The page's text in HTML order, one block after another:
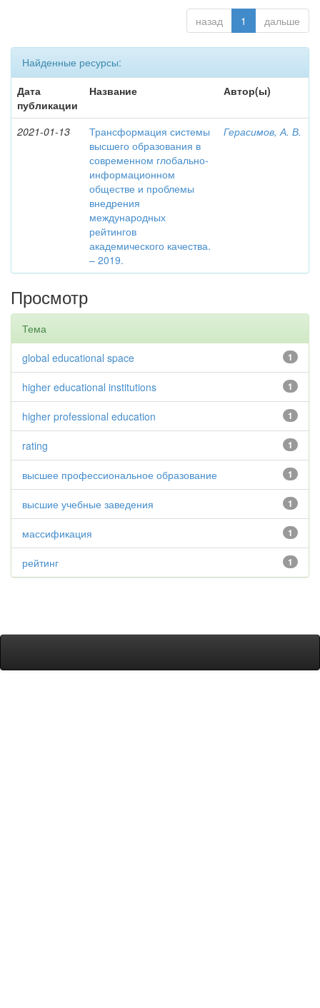
назад 1 дальше
Найденные ресурсы:
Дата
публикации
Название Автор(ы)
2021-01-13
Трансформация системы
высшего образования в
современном глобально-
информационном
обществе и проблемы
внедрения
международных
рейтингов
академического качества.
– 2019.
Герасимов, А. В.
Просмотр
Тема
1
global educational space
1
higher educational institutions
1
higher professional education
1
rating
1
высшее профессиональное образование
1
высшие учебные заведения
1
массификация
1
рейтинг